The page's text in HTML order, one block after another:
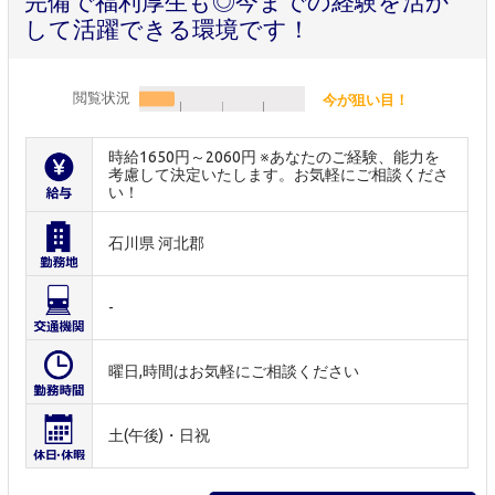
して活躍できる環境です！
閲覧状況 今が狙い目！
時給1650円～2060円 ※あなたのご経験、能力を
考慮して決定いたします。お気軽にご相談くださ
い！
石川県 河北郡
-
曜日,時間はお気軽にご相談ください
土(午後)・日祝